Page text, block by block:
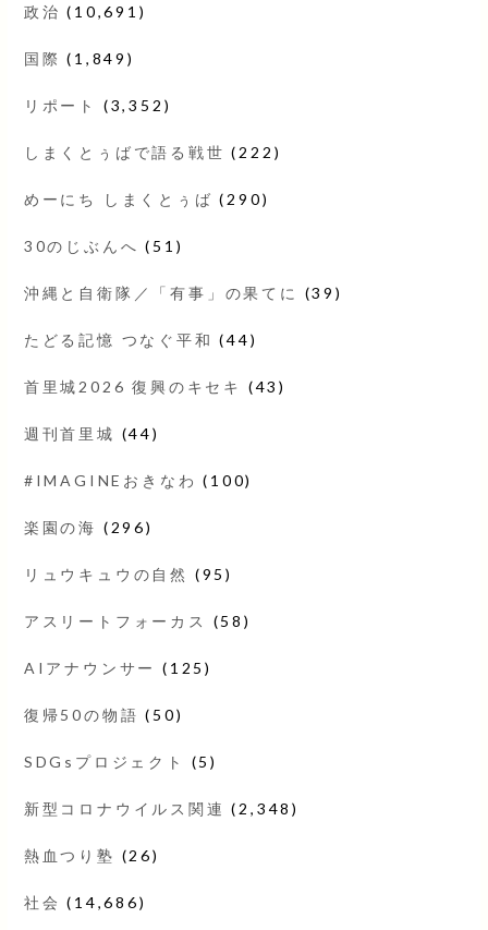
政治 (10,691)
国際 (1,849)
リポート (3,352)
しまくとぅばで語る戦世 (222)
めーにち しまくとぅば (290)
30のじぶんへ (51)
沖縄と自衛隊／「有事」の果てに (39)
たどる記憶 つなぐ平和 (44)
首里城2026 復興のキセキ (43)
週刊首里城 (44)
#IMAGINEおきなわ (100)
楽園の海 (296)
リュウキュウの自然 (95)
アスリートフォーカス (58)
AIアナウンサー (125)
復帰50の物語 (50)
SDGsプロジェクト (5)
新型コロナウイルス関連 (2,348)
熱血つり塾 (26)
社会 (14,686)